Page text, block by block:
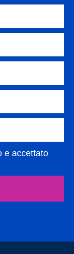
e accettato